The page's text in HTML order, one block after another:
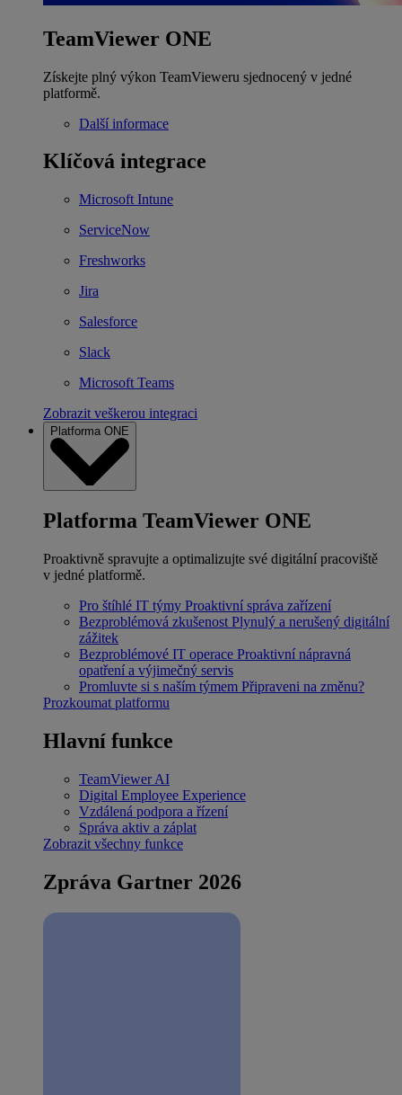
TeamViewer ONE
Získejte plný výkon TeamVieweru sjednocený v jedné
platformě.
Další informace
Klíčová integrace
Microsoft Intune
ServiceNow
Freshworks
Jira
Salesforce
Slack
Microsoft Teams
Zobrazit veškerou integraci
Platforma ONE
Platforma TeamViewer ONE
Proaktivně spravujte a optimalizujte své digitální pracoviště
v jedné platformě.
Pro štíhlé IT týmy Proaktivní správa zařízení
Bezproblémová zkušenost Plynulý a nerušený digitální
zážitek
Bezproblémové IT operace Proaktivní nápravná
opatření a výjimečný servis
Promluvte si s naším týmem Připraveni na změnu?
Prozkoumat platformu
Hlavní funkce
TeamViewer AI
Digital Employee Experience
Vzdálená podpora a řízení
Správa aktiv a záplat
Zobrazit všechny funkce
Zpráva Gartner 2026